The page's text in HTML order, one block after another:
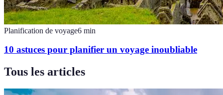
Planification de voyage6 min
10 astuces pour planifier un voyage inoubliable
Tous les articles